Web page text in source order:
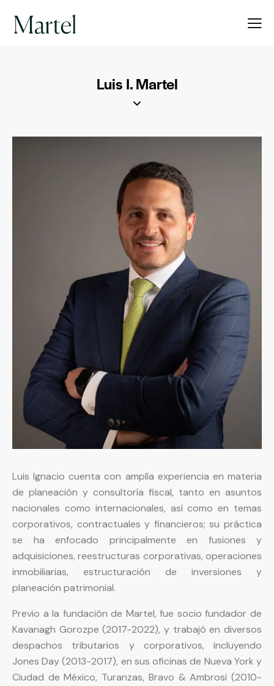
Luis I. Martel
Luis Ignacio cuenta con amplía experiencia en materia
de planeación y consultoría fiscal, tanto en asuntos
nacionales como internacionales, así como en temas
corporativos, contractuales y financieros; su práctica
se ha enfocado principalmente en fusiones y
adquisiciones, reestructuras corporativas, operaciones
inmobiliarias, estructuración de inversiones y
planeación patrimonial.
Previo a la fundación de Martel, fue socio fundador de
Kavanagh Gorozpe (2017-2022), y trabajó en diversos
despachos tributarios y corporativos, incluyendo
Jones Day (2013-2017), en sus oficinas de Nueva York y
Ciudad de México, Turanzas, Bravo & Ambrosi (2010-